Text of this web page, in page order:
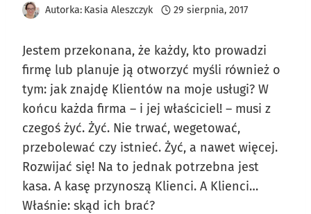
Autorka: Kasia Aleszczyk 29 sierpnia, 2017
Jestem przekonana, że każdy, kto prowadzi
firmę lub planuje ją otworzyć myśli również o
tym: jak znajdę Klientów na moje usługi? W
końcu każda firma – i jej właściciel! – musi z
czegoś żyć. Żyć. Nie trwać, wegetować,
przebolewać czy istnieć. Żyć, a nawet więcej.
Rozwijać się! Na to jednak potrzebna jest
kasa. A kasę przynoszą Klienci. A Klienci…
Właśnie: skąd ich brać?